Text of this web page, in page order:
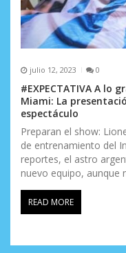
julio 12, 2023 0
#EXPECTATIVA A lo
Miami: La
espectáculo
Preparan el show:
de entrenamiento del
reportes, el astro
nuevo equipo, aunque
READ MORE